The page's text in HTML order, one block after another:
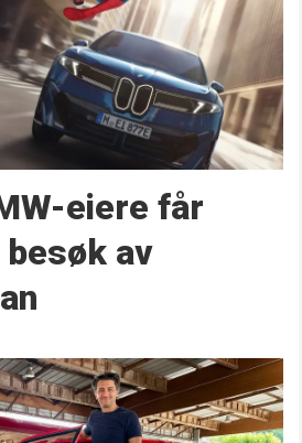
eiere får
av